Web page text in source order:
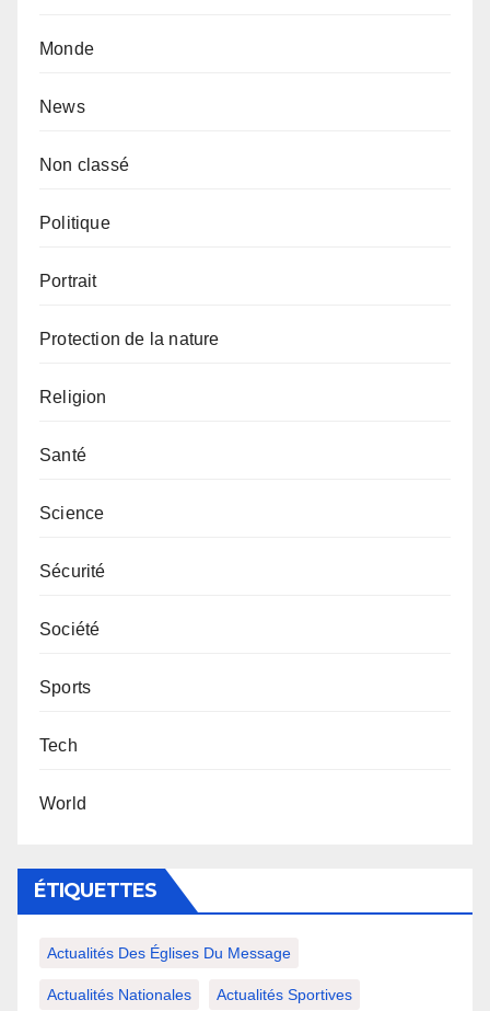
Monde
News
Non classé
Politique
Portrait
Protection de la nature
Religion
Santé
Science
Sécurité
Société
Sports
Tech
World
ÉTIQUETTES
Actualités Des Églises Du Message
Actualités Nationales Actualités Sportives